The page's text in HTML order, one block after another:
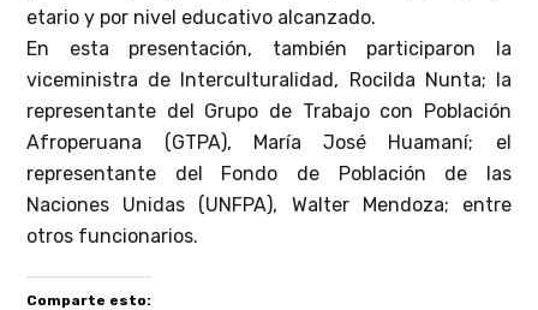
etario y por nivel educativo alcanzado.
En esta presentación, también participaron la
viceministra de Interculturalidad, Rocilda Nunta; la
representante del Grupo de Trabajo con Población
Afroperuana (GTPA), María José Huamaní; el
representante del Fondo de Población de las
Naciones Unidas (UNFPA), Walter Mendoza; entre
otros funcionarios.
Comparte esto: